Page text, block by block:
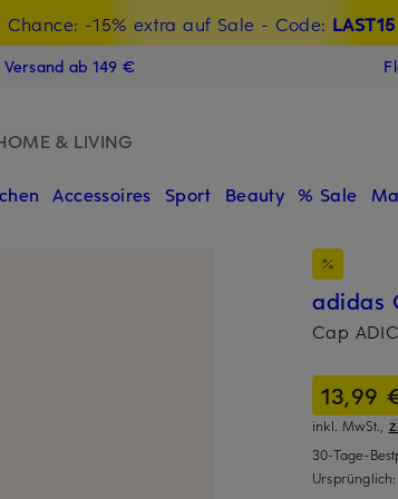
Chance: -15% extra auf Sale - Code: LAST15
Willkommensgutschein mit Beyond sichern
ab 149 €
& LIVING
Accessoires Sport Beauty % Sale
adidas
Cap
13,99
inkl. MwSt.,
30-Tage-
Ursprünglich: